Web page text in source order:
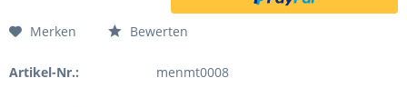
Merken Bewerten
Artikel-Nr.: menmt0008